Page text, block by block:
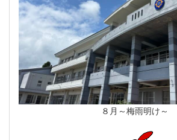
８月～梅雨明け～